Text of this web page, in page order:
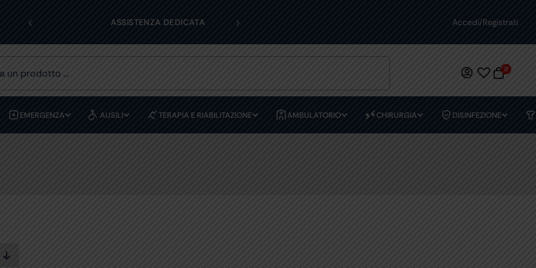
‹ ASSISTENZA DEDICATA › Accedi/Registrati
0
EMERGENZA AUSILI TERAPIA E RIABILITAZIONE AMBULATORIO CHIRURGIA DISINFEZIONE